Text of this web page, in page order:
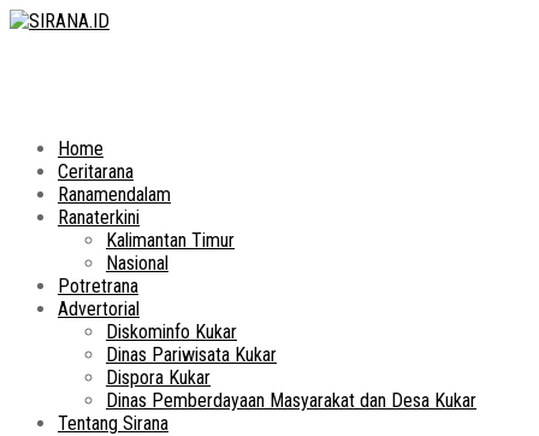
Home
Ceritarana
Ranamendalam
Ranaterkini
Kalimantan Timur
Nasional
Potretrana
Advertorial
Diskominfo Kukar
Dinas Pariwisata Kukar
Dispora Kukar
Dinas Pemberdayaan Masyarakat dan Desa Kukar
Tentang Sirana